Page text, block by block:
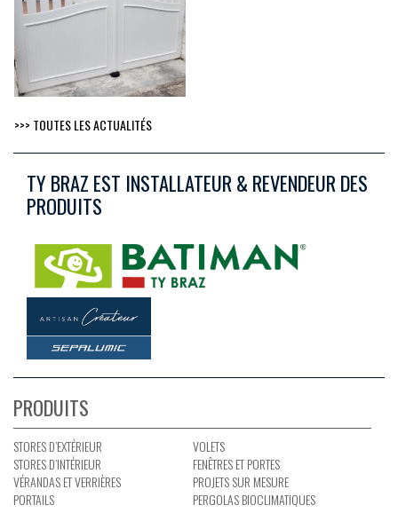
>>> TOUTES LES ACTUALITÉS
TY BRAZ EST INSTALLATEUR & REVENDEUR DES
PRODUITS
PRODUITS
STORES D’EXTÉRIEUR
STORES D’INTÉRIEUR
VÉRANDAS ET VERRIÈRES
PORTAILS
VOLETS
FENÊTRES ET PORTES
PROJETS SUR MESURE
PERGOLAS BIOCLIMATIQUES